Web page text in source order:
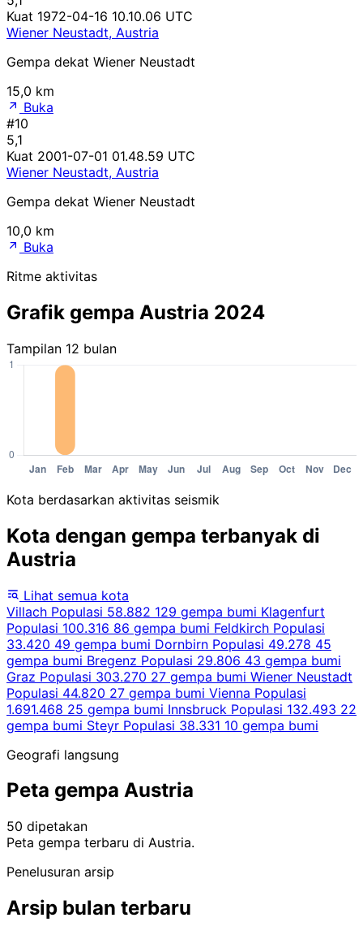
Kuat 1972-04-16 10.10.06 UTC
Wiener Neustadt, Austria
Gempa dekat Wiener Neustadt
15,0 km
Buka
#10
5,1
Kuat 2001-07-01 01.48.59 UTC
Wiener Neustadt, Austria
Gempa dekat Wiener Neustadt
10,0 km
Buka
Ritme aktivitas
Grafik gempa Austria 2024
Tampilan 12 bulan
Kota berdasarkan aktivitas seismik
Kota dengan gempa terbanyak di
Austria
Lihat semua kota
Villach Populasi 58.882 129 gempa bumi Klagenfurt
Populasi 100.316 86 gempa bumi Feldkirch Populasi
33.420 49 gempa bumi Dornbirn Populasi 49.278 45
gempa bumi Bregenz Populasi 29.806 43 gempa bumi
Graz Populasi 303.270 27 gempa bumi Wiener Neustadt
Populasi 44.820 27 gempa bumi Vienna Populasi
1.691.468 25 gempa bumi Innsbruck Populasi 132.493 22
gempa bumi Steyr Populasi 38.331 10 gempa bumi
Geografi langsung
Peta gempa Austria
50 dipetakan
−
Peta gempa terbaru di Austria.
Penelusuran arsip
Arsip bulan terbaru